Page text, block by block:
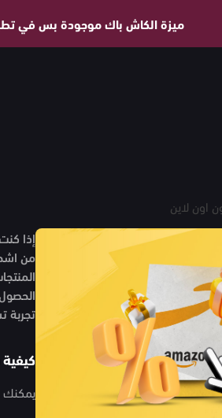
ميزة الكاش باك موجودة بس في
اون لاين
إذا
من
يمكنك